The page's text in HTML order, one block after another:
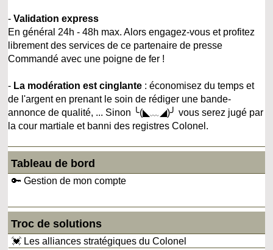
-Validation express
En général 24h - 48h max. Alors engagez-vous et profitez
librement des services de ce partenaire de presse
Commandé avec une poigne de fer !
- La modération est cinglante : économisez du temps et
de l'argent en prenant le soin de rédiger une bande-
annonce de qualité, ... Sinon ╰(◣﹏◢)╯ vous serez jugé par
la cour martiale et banni des registres Colonel.
Tableau de bord
🔑 Gestion de mon compte
Troc de solutions
💓 Les alliances stratégiques du Colonel